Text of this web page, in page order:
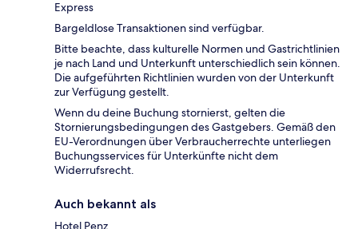
Express
Bargeldlose Transaktionen sind verfügbar.
Bitte beachte, dass kulturelle Normen und Gastrichtlinien
je nach Land und Unterkunft unterschiedlich sein können.
Die aufgeführten Richtlinien wurden von der Unterkunft
zur Verfügung gestellt.
Wenn du deine Buchung stornierst, gelten die
Stornierungsbedingungen des Gastgebers. Gemäß den
EU-Verordnungen über Verbraucherrechte unterliegen
Buchungsservices für Unterkünfte nicht dem
Widerrufsrecht.
Auch bekannt als
Hotel Penz